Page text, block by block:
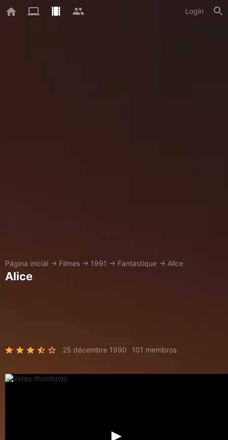
Login
Página inicial → Filmes → 1991 → Fantastique → Alice
Alice
25 décembre 1990 101 membros